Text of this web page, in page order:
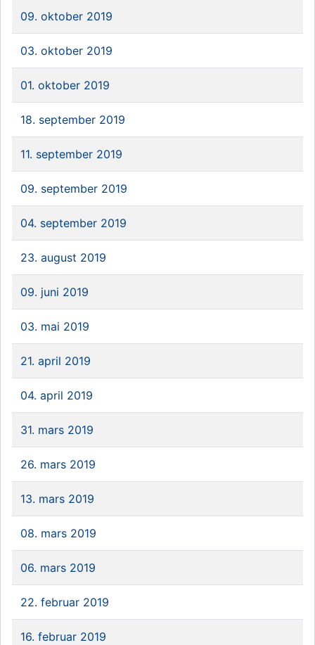
09. oktober 2019
03. oktober 2019
01. oktober 2019
18. september 2019
11. september 2019
09. september 2019
04. september 2019
23. august 2019
09. juni 2019
03. mai 2019
21. april 2019
04. april 2019
31. mars 2019
26. mars 2019
13. mars 2019
08. mars 2019
06. mars 2019
22. februar 2019
16. februar 2019